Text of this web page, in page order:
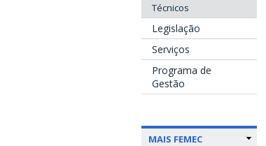
Técnicos
Legislação
Serviços
Programa de
Gestão
MAIS FEMEC